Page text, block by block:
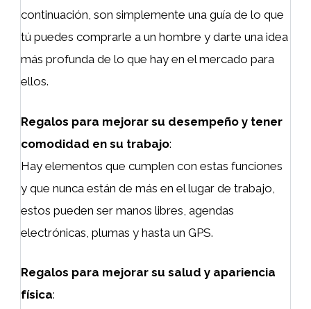
continuación, son simplemente una guía de lo que
tú puedes comprarle a un hombre y darte una idea
más profunda de lo que hay en el mercado para
ellos.
Regalos para mejorar su desempeño y tener
comodidad en su trabajo:
Hay elementos que cumplen con estas funciones
y que nunca están de más en el lugar de trabajo,
estos pueden ser manos libres, agendas
electrónicas, plumas y hasta un GPS.
Regalos para mejorar su salud y apariencia
física: